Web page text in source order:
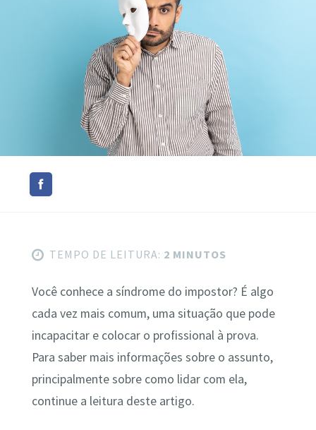
TEMPO DE LEITURA: 2 MINUTOS
Você conhece a síndrome do impostor? É algo
cada vez mais comum, uma situação que pode
incapacitar e colocar o profissional à prova.
Para saber mais informações sobre o assunto,
principalmente sobre como lidar com ela,
continue a leitura deste artigo.